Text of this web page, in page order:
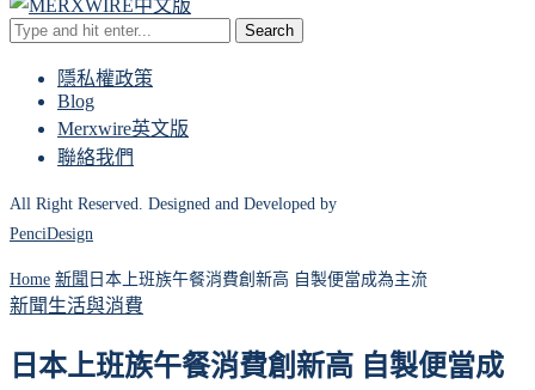
Search
隱私權政策
Blog
Merxwire英文版
聯絡我們
All Right Reserved. Designed and Developed by
PenciDesign
Home 新聞 日本上班族午餐消費創新高 自製便當成為主流
新聞生活與消費
日本上班族午餐消費創新高 自製便當成